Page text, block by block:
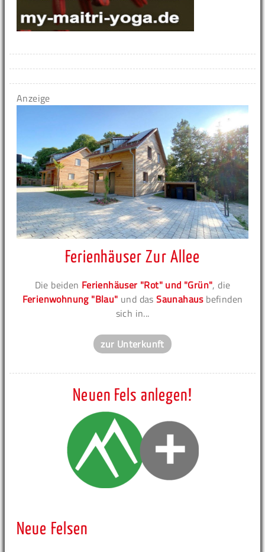
Anzeige
Ferienhäuser Zur Allee
Die beiden Ferienhäuser "Rot" und "Grün", die
Ferienwohnung "Blau" und dasSaunahausbefinden
sich in...
zur Unterkunft
Neuen Fels anlegen!
Neue Felsen